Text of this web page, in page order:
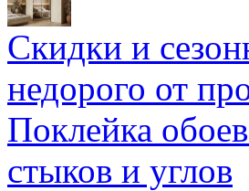
Скидки и
недорого от
Поклейка
стыков и углов